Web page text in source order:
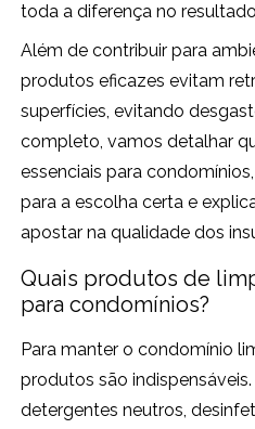
toda a diferença no
Além de contribuir para
produtos eficazes evitam
superfícies, evitando
completo, vamos detalhar
essenciais para
para a escolha certa e
apostar na qualidade dos
Quais produtos de
para condomínios?
Para manter o condomínio
produtos são
detergentes neutros,